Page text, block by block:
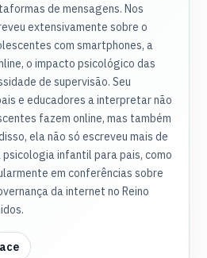
de mensagens. Nos
extensivamente sobre o
com smartphones, a
o impacto psicológico das
de supervisão. Seu
e educadores a interpretar não
fazem online, mas também
ela não só escreveu mais de
infantil para pais, como
em conferências sobre
da internet no Reino